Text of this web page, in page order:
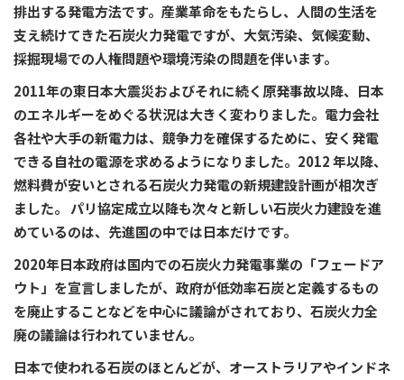
排出する発電方法です。産業革命をもたらし、人間の生活を
支え続けてきた石炭火力発電ですが、大気汚染、気候変動、
採掘現場での人権問題や環境汚染の問題を伴います。
2011年の東日本大震災およびそれに続く原発事故以降、日本
のエネルギーをめぐる状況は大きく変わりました。電力会社
各社や大手の新電力は、競争力を確保するために、安く発電
できる自社の電源を求めるようになりました。2012 年以降、
燃料費が安いとされる石炭火力発電の新規建設計画が相次ぎ
ました。 パリ協定成立以降も次々と新しい石炭火力建設を進
めているのは、先進国の中では日本だけです。
2020年日本政府は国内での石炭火力発電事業の「フェードア
ウト」を宣言しましたが、政府が低効率石炭と定義するもの
を廃止することなどを中心に議論がされており、石炭火力全
廃の議論は行われていません。
日本で使われる石炭のほとんどが、オーストラリアやインドネ